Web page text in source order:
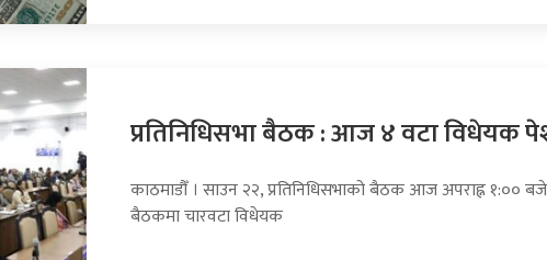
प्रतिनिधिसभा बैठक : आज ४ वटा विधेयक
काठमाडौँ । साउन २२, प्रतिनिधिसभाको बैठक आज अपराह्न १:००
बैठकमा चारवटा विधेयक